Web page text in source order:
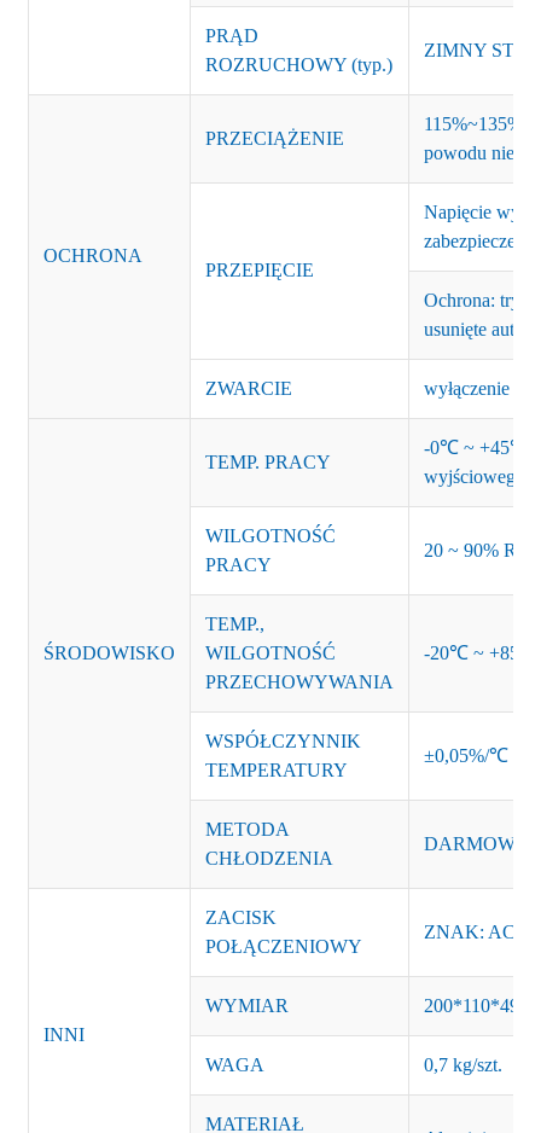
PRĄD
ROZRUCHOWY (typ.)
ZIMNY
OCHRONA
PRZECIĄŻENIE
115%~135%
powodu
PRZEPIĘCIE
Napięcie
Ochrona: tryb
usunięte
ZWARCIE wyłączenie
ŚRODOWISKO
TEMP. PRACY
-0℃ ~ +45℃
wyjściowego)
WILGOTNOŚĆ
PRACY
20 ~ 90% RH
TEMP.,
WILGOTNOŚĆ
PRZECHOWYWANIA
-20℃ ~ +85℃
WSPÓŁCZYNNIK
TEMPERATURY
±0,05%/℃
METODA
CHŁODZENIA
INNI
ZACISK
POŁĄCZENIOWY
ZNAK: AC-L,
WYMIAR
WAGA 0,7 kg/szt.
MATERIAŁ